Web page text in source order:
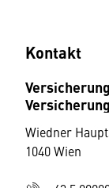
Kontakt
Wiedner
1040 Wien